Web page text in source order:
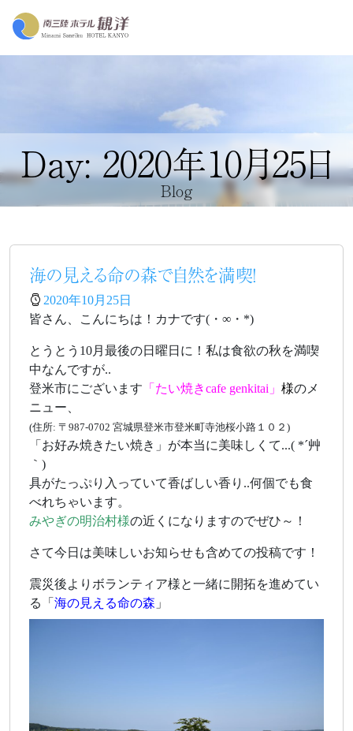
Day: 2020年10月25日
Blog
海の見える命の森で自然を満喫！
2020年10月25日
皆さん、こんにちは！カナです(・∞・*)
とうとう10月最後の日曜日に！私は食欲の秋を満喫
中なんですが..
登米市にございます 「たい焼きcafe genkitai」 様のメ
ニュー、
(住所: 〒987-0702 宮城県登米市登米町寺池桜小路１０２)
「お好み焼きたい焼き」が本当に美味しくて...( *´艸
｀)
具がたっぷり入っていて香ばしい香り..何個でも食
べれちゃいます。
みやぎの明治村様の近くになりますのでぜひ～！
さて今日は美味しいお知らせも含めての投稿です！
震災後よりボランティア様と一緒に開拓を進めてい
る「 海の見える命の森 」